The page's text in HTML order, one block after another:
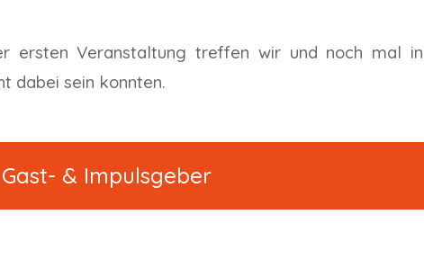
ersten Veranstaltung treffen wir und noch mal in
dabei sein konnten.
& Impulsgeber